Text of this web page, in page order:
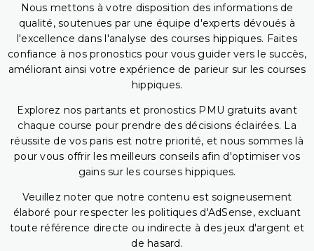
Nous mettons à votre disposition des informations de
qualité, soutenues par une équipe d'experts dévoués à
l'excellence dans l'analyse des courses hippiques. Faites
confiance à nos pronostics pour vous guider vers le succès,
améliorant ainsi votre expérience de parieur sur les courses
hippiques.
Explorez nos partants et pronostics PMU gratuits avant
chaque course pour prendre des décisions éclairées. La
réussite de vos paris est notre priorité, et nous sommes là
pour vous offrir les meilleurs conseils afin d'optimiser vos
gains sur les courses hippiques.
Veuillez noter que notre contenu est soigneusement
élaboré pour respecter les politiques d'AdSense, excluant
toute référence directe ou indirecte à des jeux d'argent et
de hasard.